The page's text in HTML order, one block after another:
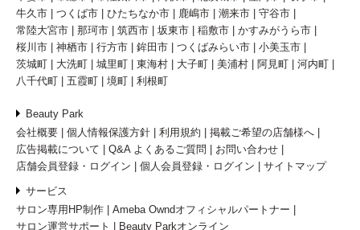
牛久市
つくば市 ひたちなか市 鹿嶋市 潮来市
守谷市
常陸大宮市
那珂市 筑西市 坂東市 稲敷市
かすみがうら市
桜川市
神栖市 行方市 鉾田市 つくばみらい市
小美玉市
茨城町
大洗町 城里町 東海村 大子町 美浦村 阿見町
河内町
八千代町
五霞町 境町 利根町
Beauty Park
会社概要
個人情報保護方針 利用規約
掲載ご希望の店舗様へ
広告掲載について
Q&A よくあるご質問
お問い合わせ
店舗会員登録・ログイン
個人会員登録・ログイン サイトマップ
サービス
サロン専用HP制作
Ameba Owndオフィシャルパートナー
サロン運営サポート
Beauty Parkオンライン